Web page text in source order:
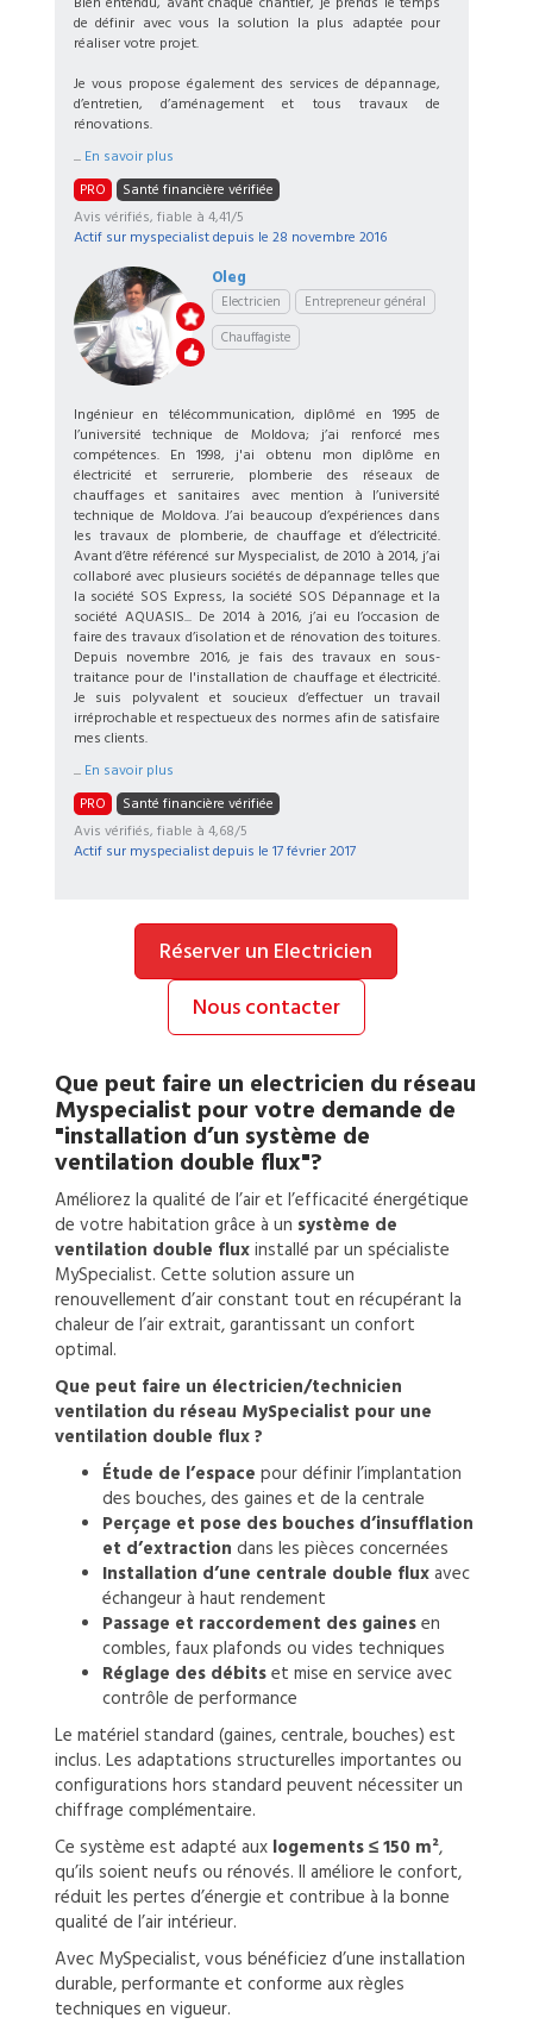
de définir avec vous la solution la plus adaptée pour
réaliser votre projet.
Je vous propose également des services de dépannage,
d’entretien, d’aménagement et tous travaux de
rénovations.
... En savoir plus
PRO
Santé financière vérifiée
Avis vérifiés, fiable à 4,41/5
Actif sur myspecialist depuis le 28 novembre 2016
Oleg
Electricien
Entrepreneur général
Chauffagiste
Ingénieur en télécommunication, diplômé en 1995 de
l’université technique de Moldova; j’ai renforcé mes
compétences. En 1998, j'ai obtenu mon diplôme en
électricité et serrurerie, plomberie des réseaux de
chauffages et sanitaires avec mention à l’université
technique de Moldova. J’ai beaucoup d’expériences dans
les travaux de plomberie, de chauffage et d’électricité.
Avant d’être référencé sur Myspecialist, de 2010 à 2014, j’ai
collaboré avec plusieurs sociétés de dépannage telles que
la société SOS Express, la société SOS Dépannage et la
société AQUASIS... De 2014 à 2016, j’ai eu l’occasion de
faire des travaux d’isolation et de rénovation des toitures.
Depuis novembre 2016, je fais des travaux en sous-
traitance pour de l'installation de chauffage et électricité.
Je suis polyvalent et soucieux d’effectuer un travail
irréprochable et respectueux des normes afin de satisfaire
mes clients.
... En savoir plus
PRO
Santé financière vérifiée
Avis vérifiés, fiable à 4,68/5
Actif sur myspecialist depuis le 17 février 2017
Réserver un Electricien
Nous contacter
Que peut faire un electricien du réseau
Myspecialist pour votre demande de
"installation d’un système de
ventilation double flux"?
Améliorez la qualité de l’air et l’efficacité énergétique
de votre habitation grâce à un système de
ventilation double fluxinstallé par un spécialiste
MySpecialist. Cette solution assure un
renouvellement d’air constant tout en récupérant la
chaleur de l’air extrait, garantissant un confort
optimal.
Que peut faire un électricien/technicien
ventilation du réseau MySpecialist pour une
ventilation double flux ?
Étude de l’espace pour définir l’implantation
des bouches, des gaines et de la centrale
Perçage et pose des bouches d’insufflation
et d’extraction dans les pièces concernées
Installation d’une centrale double fluxavec
échangeur à haut rendement
Passage et raccordement des gainesen
combles, faux plafonds ou vides techniques
Réglage des débitset mise en service avec
contrôle de performance
Le matériel standard (gaines, centrale, bouches) est
inclus. Les adaptations structurelles importantes ou
configurations hors standard peuvent nécessiter un
chiffrage complémentaire.
Ce système est adapté aux logements ≤ 150 m²,
qu’ils soient neufs ou rénovés. Il améliore le confort,
réduit les pertes d’énergie et contribue à la bonne
qualité de l’air intérieur.
Avec MySpecialist, vous bénéficiez d’une installation
durable, performante et conforme aux règles
techniques en vigueur.